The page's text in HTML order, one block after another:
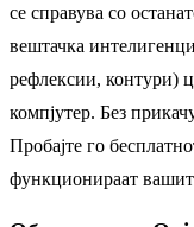
се справува со
вештачка
рефлексии, контури)
компјутер. Без
Пробајте го
функционираат